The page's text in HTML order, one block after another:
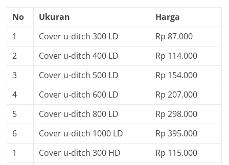
No Ukuran
Harga
1
Cover u-ditch 300 LD
Rp 87.000
2
Cover u-ditch 400 LD
Rp 114.000
3
Cover u-ditch 500 LD
Rp 154.000
4
Cover u-ditch 600 LD
Rp 207.000
5
Cover u-ditch 800 LD
Rp 298.000
6
Cover u-ditch 1000 LD
Rp 395.000
1
Cover u-ditch 300 HD
Rp 115.000